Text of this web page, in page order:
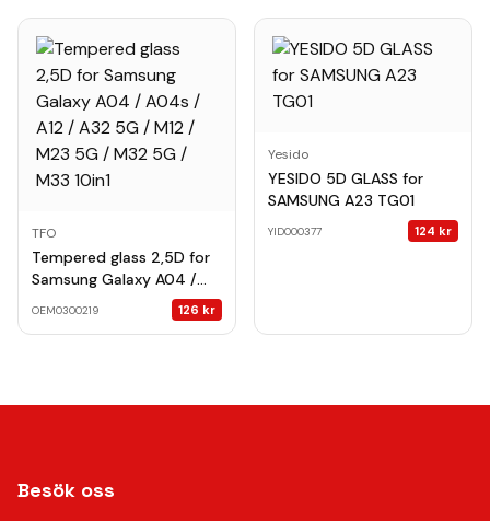
TFO
Tempered glass 2,5D for
Samsung Galaxy A04 /
A04s / A12 / A32 5G / M12
/ M23 5G / M32 5G / M33
OEM0300219 126 kr
Yesido
YESIDO 5D GLASS for
SAMSUNG A23 TG01
YID000377 124 kr
Besök oss